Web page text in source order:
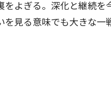
よぎる。深化と継続
見る意味でも大きな